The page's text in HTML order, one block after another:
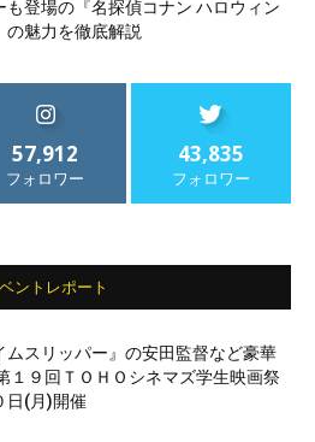
も登場の『名探偵コナン ハロウィン
の魅力を徹底解説
57,912
フォロワー
43,835
フォロワー
ントレポート
ムスリッパー』の安田監督など豪華
１９回ＴＯＨＯシネマズ学生映画祭
日(月)開催